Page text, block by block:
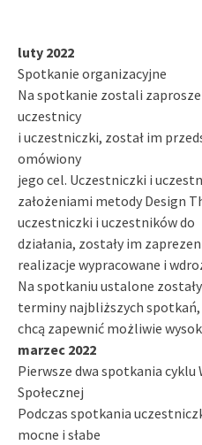
luty 2022
Spotkanie organizacyjne
Na spotkanie zostali
uczestnicy
i uczestniczki, został im
omówiony
jego cel. Uczestniczki i
założeniami metody Design
uczestniczki i uczestników do
działania, zostały im
realizacje wypracowane i
Na spotkaniu ustalone zostały
terminy najbliższych
chcą zapewnić możliwie
marzec 2022
Pierwsze dwa spotkania
Społecznej
Podczas spotkania
mocne i słabe